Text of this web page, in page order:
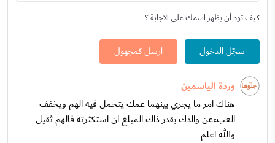
كيف تود أن يظهر اسمك على الاجابة ؟
سجّل الدخول ارسل كمجهول
وردة الياسمين
هناك امر ما يجري بينهما عمك يتحمل فيه الهم ويخفف
العبءعن والدك بقدر ذاك المبلغ ان استكثرته فالهم ثقيل
والله اعلم